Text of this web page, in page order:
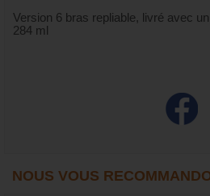
Version 6 bras repliable, livré avec
284 ml
NOUS VOUS